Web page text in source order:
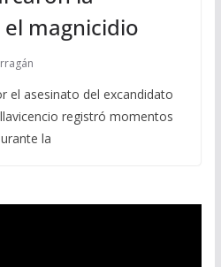
magnicidio
el asesinato del excandidato
registró momentos
la